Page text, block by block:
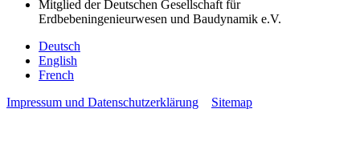
Mitglied der Deutschen Gesellschaft für
Erdbebeningenieurwesen und Baudynamik e.V.
Deutsch
English
French
Impressum und Datenschutzerklärung
Sitemap